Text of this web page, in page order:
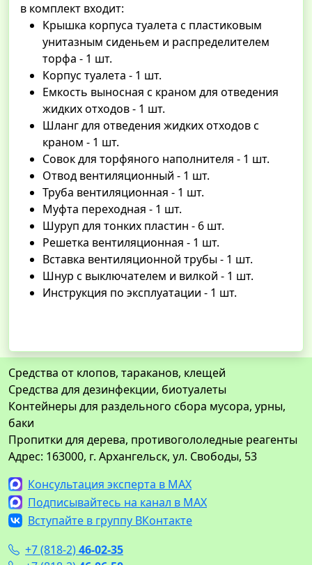
в комплект входит:
Крышка корпуса туалета с пластиковым
унитазным сиденьем и распределителем
торфа - 1 шт.
Корпус туалета - 1 шт.
Емкость выносная с краном для отведения
жидких отходов - 1 шт.
Шланг для отведения жидких отходов с
краном - 1 шт.
Совок для торфяного наполнителя - 1 шт.
Отвод вентиляционный - 1 шт.
Труба вентиляционная - 1 шт.
Муфта переходная - 1 шт.
Шуруп для тонких пластин - 6 шт.
Решетка вентиляционная - 1 шт.
Вставка вентиляционной трубы - 1 шт.
Шнур с выключателем и вилкой - 1 шт.
Инструкция по эксплуатации - 1 шт.
Средства от клопов, тараканов, клещей
Средства для дезинфекции, биотуалеты
Контейнеры для раздельного сбора мусора, урны,
баки
Пропитки для дерева, противогололедные реагенты
Адрес: 163000, г. Архангельск, ул. Свободы, 53
Консультация эксперта в MAX
Подписывайтесь на канал в MAX
Вступайте в группу ВКонтакте
+7 (818-2)46-02-35